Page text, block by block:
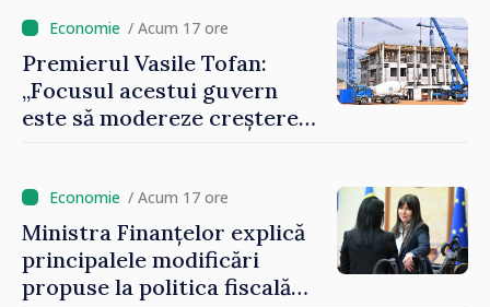
/ Acum 17 ore
Premierul Vasile Tofan:
„Focusul acestui guvern
este să modereze creșterea
/ Acum 17 ore
Ministra Finanțelor explică
principalele modificări
propuse la politica fiscală